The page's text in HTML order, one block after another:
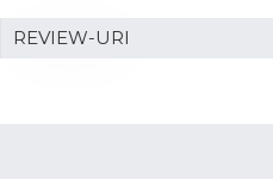
REVIEW-URI